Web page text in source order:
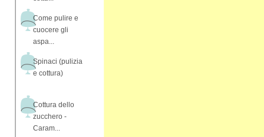
Come pulire e
cuocere gli
aspa...
Spinaci (pulizia
e cottura)
Cottura dello
zucchero -
Caram...